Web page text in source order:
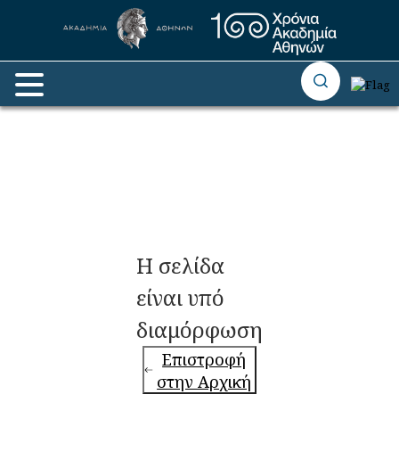
Η σελίδα
είναι υπό
διαμόρφωση
Επιστροφή
στην Αρχική